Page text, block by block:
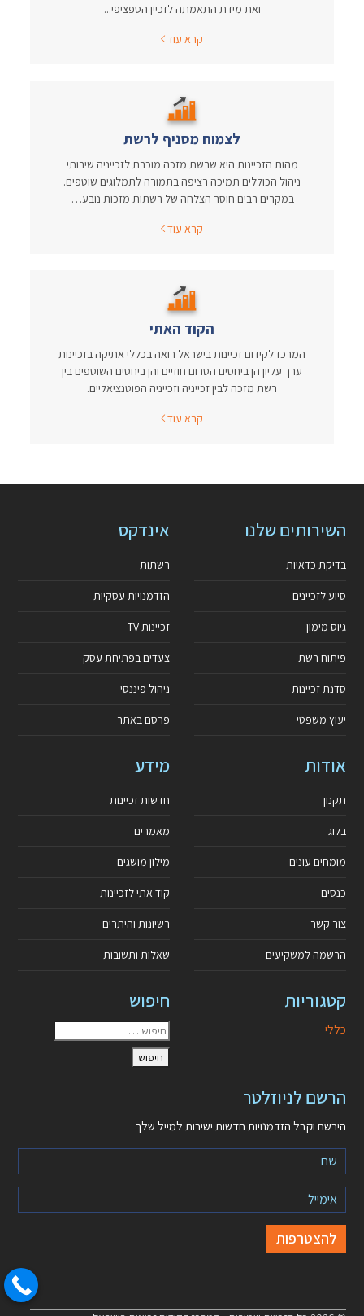
ואת מידת התאמתה לזכיין הספציפי...
קרא עוד
לצמוח מסניף לרשת
מהות הזכיינות היא שרשת מזכה מוכרת לזכייניה שירותי
ניהול הכוללים תמיכה רציפה בתמורה לתמלוגים שוטפים.
במקרים רבים חוסר הצלחה של רשתות מזכות נובע…
קרא עוד
הקוד האתי
המרכז לקידום זכיינות בישראל רואה בכללי אתיקה בזכיינות
ערך עליון הן ביחסים הטרום חוזיים והן ביחסים השוטפים בין
רשת מזכה לבין זכייניה וזכייניה הפוטנציאליים.
קרא עוד
השירותים שלנו
בדיקת כדאיות
סיוע לזכיינים
גיוס מימון
פיתוח רשת
סדנת זכיינות
יעוץ משפטי
אינדקס
רשתות
הזדמנויות עסקיות
זכיינות TV
צעדים בפתיחת עסק
ניהול פיננסי
פרסם באתר
אודות
תקנון
בלוג
מומחים עונים
כנסים
צור קשר
הרשמה למשקיעים
מידע
חדשות זכיינות
מאמרים
מילון מושגים
קוד אתי לזכיינות
רשיונות והיתרים
שאלות ותשובות
קטגוריות
כללי
חיפוש
הרשם לניוזלטר
הירשם וקבל הזדמנויות חדשות ישירות למייל שלך